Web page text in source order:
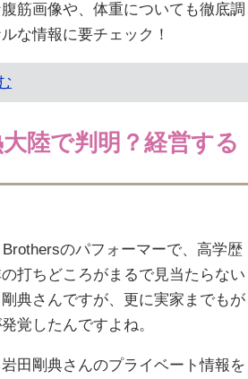
筋画像や、体重についても徹底調
な情報に要チェック！
陸で判明？経営する
のパフォーマーで、高学歴
打ちどころがまるで見当たらない
典さんですが、更に実家までもが
覚したんですよね。
田剛典さんのプライベート情報を